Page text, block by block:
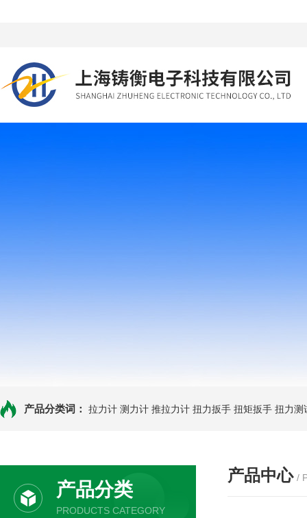
产品分类词： 拉力计 测力计 推拉力计 扭力扳手 扭矩扳手 扭力测
产品分类
PRODUCTS CATEGORY
产品中心 /